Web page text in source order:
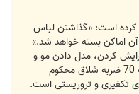
کرده است: «گذاشتن لباس
آن اماکن بسته خواهد شد.»
کردن، مدل دادن مو و
استفاده از موادی مانند ژل برای مو توسط جوانان ممنوع بوده و مخالفت با آن 80 ضربه شلاق در پی خواهد داشت. بیانیه افزوده است: هرکس کلمه «داعش» را بکار ببرد به 70 ضربه شلاق محکوم
«رقه» در شمال سوریه از نزدیک به 10 ماه پیش در کنترل گروه‌های تکفیری و تروریستی است.